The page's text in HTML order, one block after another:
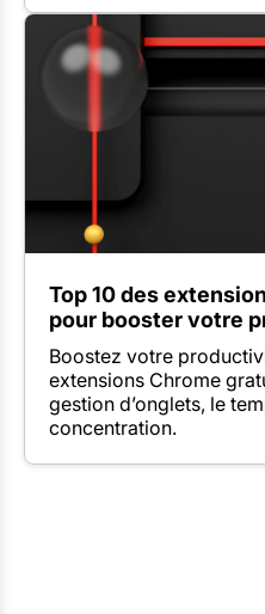
Top 10 des
pour booster votre
Boostez votre
extensions Chrome
gestion d’onglets, le
concentration.